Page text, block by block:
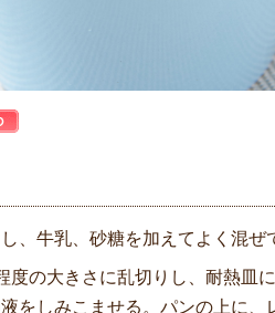
、牛乳、砂糖を加えてよく混ぜ
度の大きさに乱切りし、耐熱皿
をしみこませる。パンの上に